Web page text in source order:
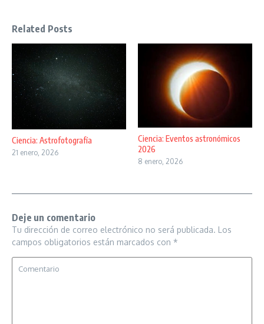
Related Posts
Ciencia: Astrofotografía
21 enero, 2026
Ciencia: Eventos astronómicos
2026
8 enero, 2026
Deje un comentario
Tu dirección de correo electrónico no será publicada. Los
campos obligatorios están marcados con *